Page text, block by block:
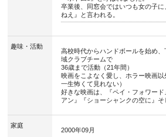
卒業後、同窓会ではいつも女の子
ねえ』と言われる。
趣味・活動
高校時代からハンドボールを始め
域クラブチームで
36歳まで活動（21年間）
映画をこよなく愛し、ホラー映画
一生怖くて見れない）
好きな映画は、『ペイ・フォワー
アン』『ショーシャンクの空に』そ
家庭
2000年09月